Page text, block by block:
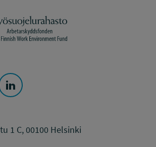
kohteessa: YouTube
Työsuojelurahasto kohteessa:
Seuraa Työsuojelurahasto kohteessa:
1 C, 00100 Helsinki